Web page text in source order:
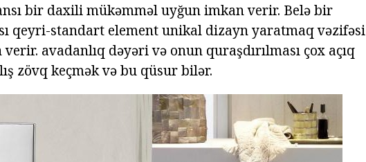
bir daxili mükəmməl uyğun imkan verir. Belə bir
qeyri-standart element unikal dizayn yaratmaq vəzifəsi
avadanlıq dəyəri və onun quraşdırılması çox açıq
zövq keçmək və bu qüsur bilər.